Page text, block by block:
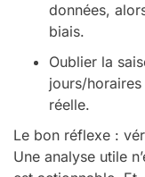
données,
biais.
Oublier la
jours/
réelle.
Le bon réflexe :
Une analyse utile